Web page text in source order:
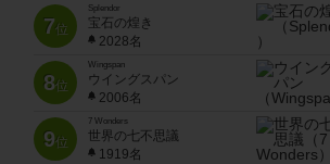
7位
Splendor
宝石の煌き
2028名
8位
Wingspan
ウイングスパン
2006名
9位
7 Wonders
世界の七不思議
1919名